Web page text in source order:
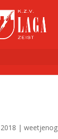
| weetjenog